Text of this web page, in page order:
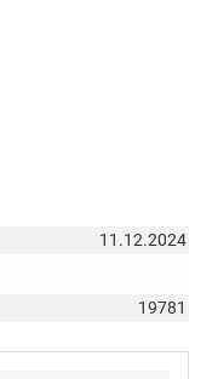
11.12.2024
19781